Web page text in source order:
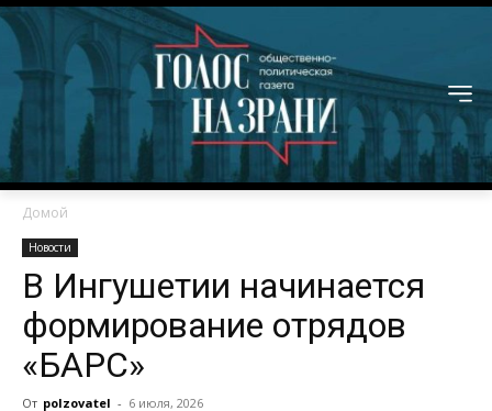
Домой
Новости
В Ингушетии начинается
формирование отрядов
«БАРС»
От polzovatel - 6 июля, 2026